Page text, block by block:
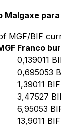
Malgaxe
MGF/BIF
Franco
0,139011
0,695053
1,39011 BIF
3,47527
6,95053
13,9011 BIF